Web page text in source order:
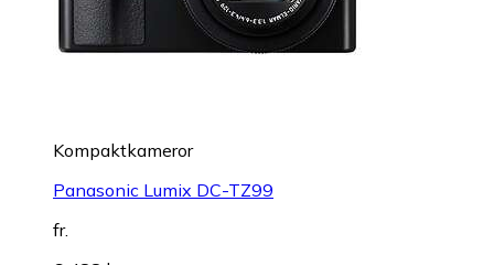
Kompaktkameror
Panasonic Lumix DC-TZ99
fr.